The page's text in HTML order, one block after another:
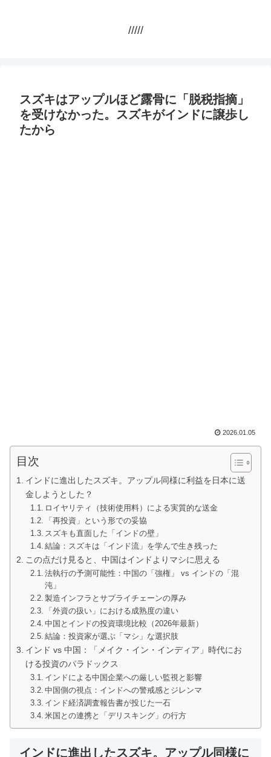
/////
スズキはアップルほど露骨に「脱税指摘」
を受けなかった。スズキがインドに譲歩し
たから
2026.01.05
目次
インドに進出したスズキ。アップル同様に利益を日本に送
金しようとした？
ロイヤリティ（技術使用料）による実質的な送金
「再投資」という形での妥協
スズキも直面した「インドの壁」
結論：スズキは「インド流」を学んで生き残った
この点だけ見ると、中国はインドよりマシに思える
法執行の予測可能性：中国の「強権」 vs インドの「混
沌」
製造インフラとサプライチェーンの厚み
「外資の扱い」における成熟度の違い
中国とインドの投資環境比較（2026年最新）
結論：投資家が選ぶ「マシ」な選択肢
インド vs 中国：「メイク・イン・インディア」時代にお
ける投資のパラドックス
インドによる中国企業への厳しい監視と影響
中国側の視点：インドへの警戒感とジレンマ
インド経済調査報告書が投じた一石
米国との連携と「デリスキング」の行方
インドに進出したスズキ。アップル同様に